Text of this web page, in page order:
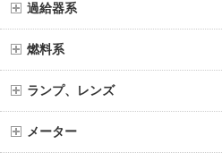
過給器系
燃料系
ランプ、レンズ
メーター